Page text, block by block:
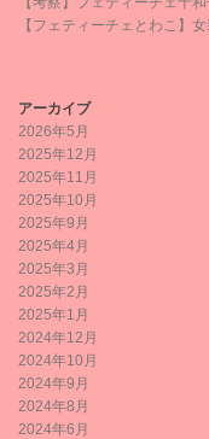
【フェティーチェとわこ】
アーカイブ
2026年5月
2025年12月
2025年11月
2025年10月
2025年9月
2025年4月
2025年3月
2025年2月
2025年1月
2024年12月
2024年10月
2024年9月
2024年8月
2024年6月